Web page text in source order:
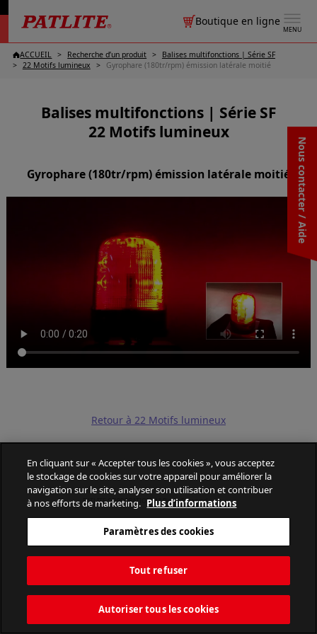
MENU
Boutique en ligne
Nous contacter / Aide
ACCUEIL Recherche d’un produit
Balises multifonctions | Série SF
22 Motifs lumineux
Gyrophare (180tr/rpm) émission latérale moitié
Balises multifonctions | Série SF
22 Motifs lumineux
Gyrophare (180tr/rpm) émission latérale moitié
Retour à 22 Motifs lumineux
PATLITE CORPORATION. All Rights Reserved.
En cliquant sur « Accepter tous les cookies », vous acceptez
le stockage de cookies sur votre appareil pour améliorer la
navigation sur le site, analyser son utilisation et contribuer
à nos efforts de marketing. Plus d’informations
Paramètres des cookies
Tout refuser
Autoriser tous les cookies